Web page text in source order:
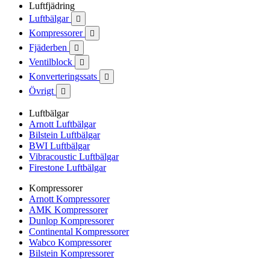
Luftfjädring
Luftbälgar

Kompressorer 
Fjäderben 
Ventilblock 
Konverteringssats 
Övrigt 
Luftbälgar
Arnott Luftbälgar
Bilstein Luftbälgar
BWI Luftbälgar
Vibracoustic Luftbälgar
Firestone Luftbälgar
Kompressorer
Arnott Kompressorer
AMK Kompressorer
Dunlop Kompressorer
Continental Kompressorer
Wabco Kompressorer
Bilstein Kompressorer